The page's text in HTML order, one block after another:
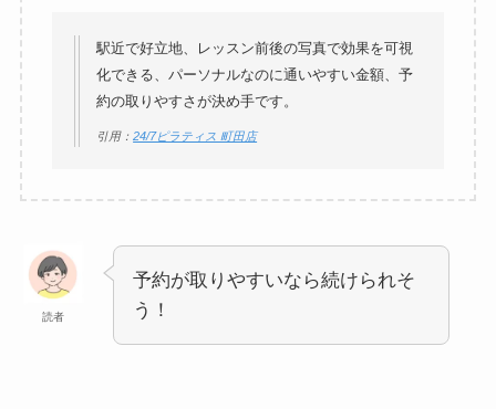
駅近で好立地、レッスン前後の写真で効果を可視
化できる、パーソナルなのに通いやすい金額、予
約の取りやすさが決め手です。
引用：24/7ピラティス 町田店
読者
予約が取りやすいなら続けられそ
う！